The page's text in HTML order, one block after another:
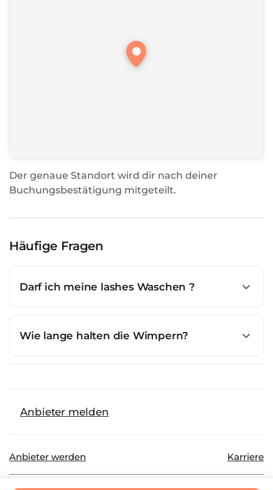
Der genaue Standort wird dir nach deiner
Buchungsbestätigung mitgeteilt.
Häufige Fragen
Darf ich meine lashes Waschen ?
Wie lange halten die Wimpern?
Anbieter melden
Anbieter werden Karriere